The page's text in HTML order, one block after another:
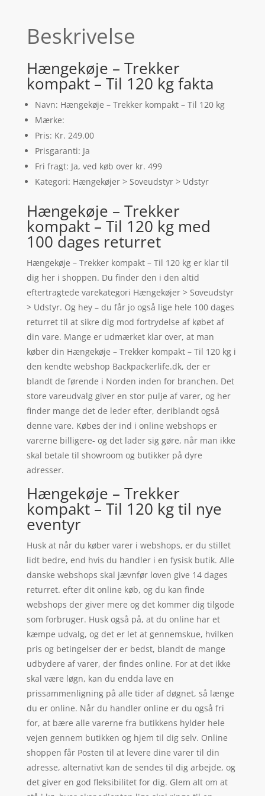
Beskrivelse
Hængekøje – Trekker
kompakt – Til 120 kg fakta
Navn: Hængekøje – Trekker kompakt – Til 120 kg
Mærke:
Pris: Kr. 249.00
Prisgaranti: Ja
Fri fragt: Ja, ved køb over kr. 499
Kategori: Hængekøjer > Soveudstyr > Udstyr
Hængekøje – Trekker
kompakt – Til 120 kg med
100 dages returret
Hængekøje – Trekker kompakt – Til 120 kg er klar til
dig her i shoppen. Du finder den i den altid
eftertragtede varekategori Hængekøjer > Soveudstyr
> Udstyr. Og hey – du får jo også lige hele 100 dages
returret til at sikre dig mod fortrydelse af købet af
din vare. Mange er udmærket klar over, at man
køber din Hængekøje – Trekker kompakt – Til 120 kg i
den kendte webshop Backpackerlife.dk, der er
blandt de førende i Norden inden for branchen. Det
store vareudvalg giver en stor pulje af varer, og her
finder mange det de leder efter, deriblandt også
denne vare. Købes der ind i online webshops er
varerne billigere- og det lader sig gøre, når man ikke
skal betale til showroom og butikker på dyre
adresser.
Hængekøje – Trekker
kompakt – Til 120 kg til nye
eventyr
Husk at når du køber varer i webshops, er du stillet
lidt bedre, end hvis du handler i en fysisk butik. Alle
danske webshops skal jævnfør loven give 14 dages
returret. efter dit online køb, og du kan finde
webshops der giver mere og det kommer dig tilgode
som forbruger. Husk også på, at du online har et
kæmpe udvalg, og det er let at gennemskue, hvilken
pris og betingelser der er bedst, blandt de mange
udbydere af varer, der findes online. For at det ikke
skal være løgn, kan du endda lave en
prissammenligning på alle tider af døgnet, så længe
du er online. Når du handler online er du også fri
for, at bære alle varerne fra butikkens hylder hele
vejen gennem butikken og hjem til dig selv. Online
shoppen får Posten til at levere dine varer til din
adresse, alternativt kan de sendes til dig arbejde, og
det giver en god fleksibilitet for dig. Glem alt om at